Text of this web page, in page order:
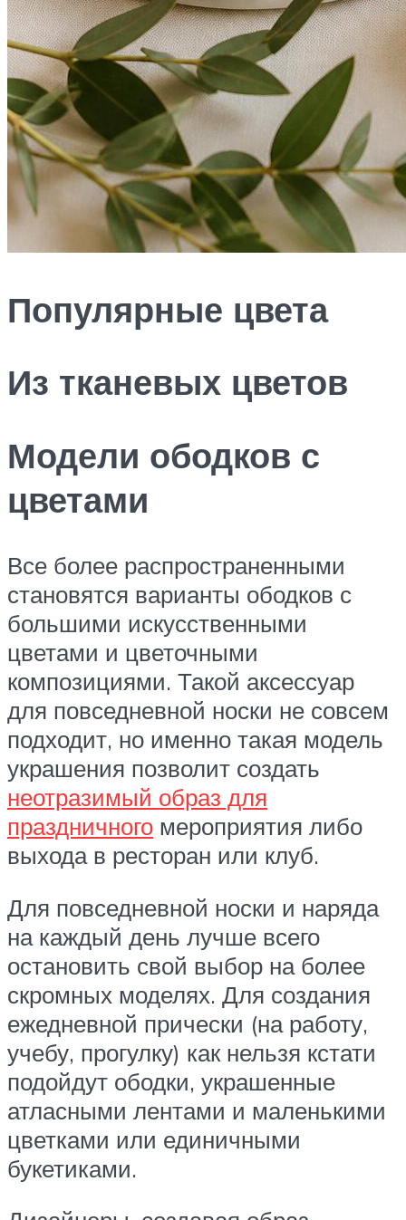
Популярные цвета
Из тканевых цветов
Модели ободков с
цветами
Все более распространенными
становятся варианты ободков с
большими искусственными
цветами и цветочными
композициями. Такой аксессуар
для повседневной носки не совсем
подходит, но именно такая модель
украшения позволит создать
неотразимый образ для
праздничного мероприятия либо
выхода в ресторан или клуб.
Для повседневной носки и наряда
на каждый день лучше всего
остановить свой выбор на более
скромных моделях. Для создания
ежедневной прически (на работу,
учебу, прогулку) как нельзя кстати
подойдут ободки, украшенные
атласными лентами и маленькими
цветками или единичными
букетиками.